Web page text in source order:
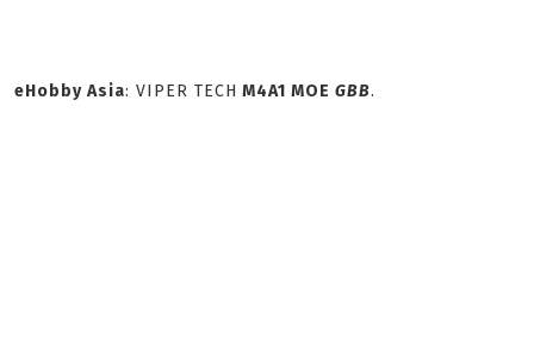
eHobby Asia: VIPER TECH M4A1 MOE GBB.